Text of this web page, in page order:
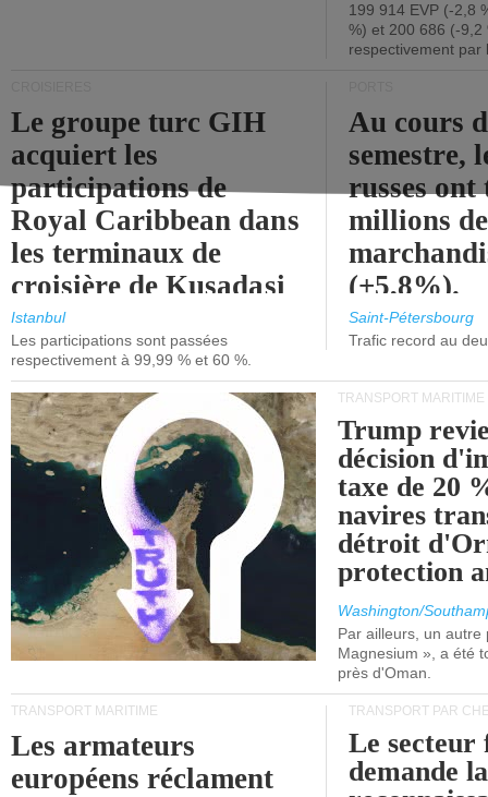
199 914 EVP (-2,8
%) et 200 686 (-9,2
respectivement par
Le groupe turc GIH
acquiert les
participations de
Royal Caribbean dans
les terminaux de
croisière de Kusadasi
et de Lisbonne.
Istanbul
Les participations sont passées
respectivement à 99,99 % et 60 %.
Au cours
semestre,
russes
millions
(+5,8%).
Saint-Pétersbourg
Trafic record au
TRANSPORT MARITIME
Trump
décision
taxe de 20
navires
détroit
protection
Washington/
Par ailleurs, un autre
Magnesium », a été
près d'Oman.
TRANSPORT MARITIME
Les armateurs
européens réclament
TRANSPORT PAR
Le
demande la